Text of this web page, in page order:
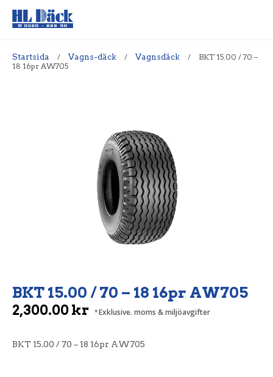
Startsida / Vagns-däck / Vagnsdäck /
BKT 15.00 / 70 –
18 16pr AW705
BKT 15.00 / 70 – 18 16pr AW705
2,300.00kr Exklusive. moms & miljöavgifter
BKT 15.00 / 70 – 18 16pr AW705